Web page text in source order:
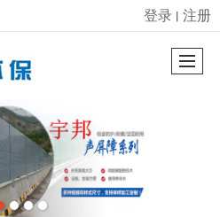
很遗憾，因您的浏览器版本过低导致无法获得最佳浏览体验，推荐下载安装谷歌浏览器！
登录 丨 注册